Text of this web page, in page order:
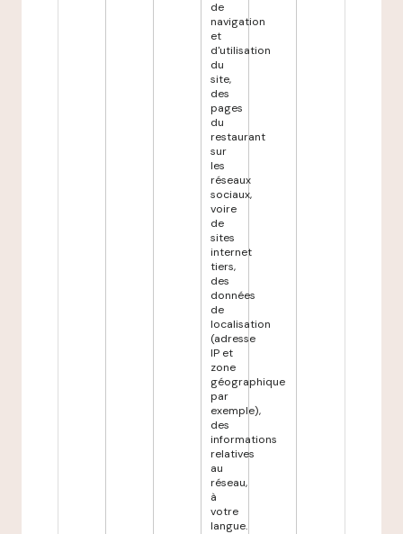
de
navigation
et
d'utilisation
du
site,
des
pages
du
restaurant
sur
les
réseaux
sociaux,
voire
de
sites
internet
tiers,
des
données
de
localisation
(adresse
IP et
zone
géographique
par
exemple),
des
informations
relatives
au
réseau,
à
votre
langue.